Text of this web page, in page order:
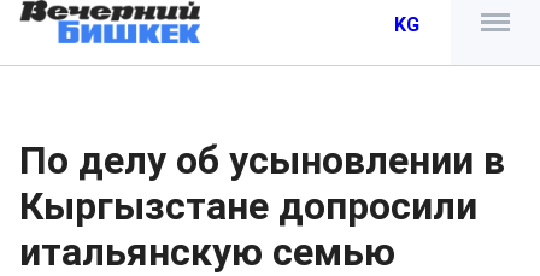
KG
По делу об усыновлении в
Кыргызстане допросили
итальянскую семью